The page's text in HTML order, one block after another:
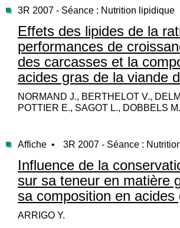
3R 2007 - Séance : Nutrition lipidique
Effets des lipides de la
performances de
des carcasses et la
acides gras de la viande
NORMAND J., BERTHELOT V.,
POTTIER E., SAGOT L., DOBBELS
Affiche • 3R 2007 - Séance :
Influence de la
sur sa teneur en matière
sa composition en acides
ARRIGO Y.